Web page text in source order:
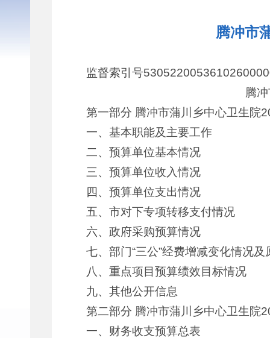
腾冲市
监督索引号
腾
第一部分 腾冲市蒲川乡中心卫生院
一、基本职能及主要工作
二、预算单位基本情况
三、预算单位收入情况
四、预算单位支出情况
五、市对下专项转移支付情况
六、政府采购预算情况
七、部门“三公”经费增减变化情况及
八、重点项目预算绩效目标情况
九、其他公开信息
第二部分 腾冲市蒲川乡中心卫生院
一、财务收支预算总表